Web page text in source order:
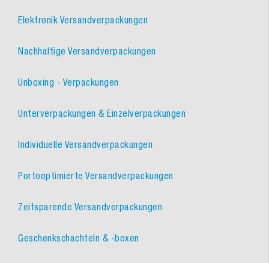
Elektronik Versandverpackungen
Nachhaltige Versandverpackungen
Unboxing - Verpackungen
Unterverpackungen & Einzelverpackungen
Individuelle Versandverpackungen
Portooptimierte Versandverpackungen
Zeitsparende Versandverpackungen
Geschenkschachteln & -boxen